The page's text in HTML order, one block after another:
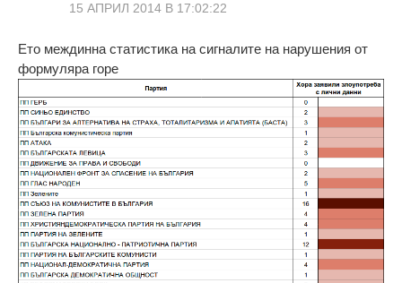
15 АПРИЛ 2014 В 17:02:22
Ето междинна статистика на сигналите на нарушения от
формуляра горе